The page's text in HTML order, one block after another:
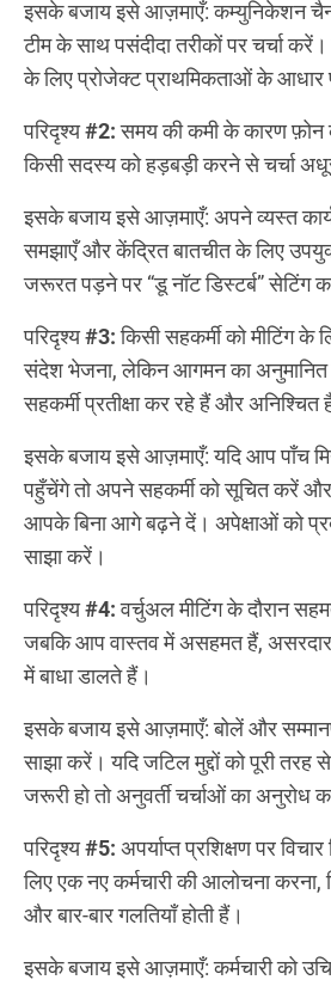
इसके बजाय इसे आज़माएँ: कम्युनिकेशन
टीम के साथ पसंदीदा तरीकों पर चर्चा
के लिए प्रोजेक्ट प्राथमिकताओं के आधार
परिदृश्य #2:समय की कमी के कारण फ़ोन
किसी सदस्य को हड़बड़ी करने से चर्चा
इसके बजाय इसे आज़माएँ: अपने व्यस्त
समझाएँ और केंद्रित बातचीत के लिए
जरूरत पड़ने पर “डू नॉट डिस्टर्ब” सेटिंग
परिदृश्य #3:किसी सहकर्मी को मीटिंग
संदेश भेजना, लेकिन आगमन का अनुमानित
सहकर्मी प्रतीक्षा कर रहे हैं और अनिश्चित
इसके बजाय इसे आज़माएँ: यदि आप पाँच
पहुँचेंगे तो अपने सहकर्मी को सूचित करें और
आपके बिना आगे बढ़ने दें। अपेक्षाओं को
साझा करें।
परिदृश्य #4:वर्चुअल मीटिंग के दौरान
जबकि आप वास्तव में असहमत हैं, असरदार
में बाधा डालते हैं।
इसके बजाय इसे आज़माएँ: बोलें और
साझा करें। यदि जटिल मुद्दों को पूरी
जरूरी हो तो अनुवर्ती चर्चाओं का अनुरोध
परिदृश्य #5: अपर्याप्त प्रशिक्षण पर
लिए एक नए कर्मचारी की आलोचना करना,
और बार-बार गलतियाँ होती हैं।
इसके बजाय इसे आज़माएँ: कर्मचारी को